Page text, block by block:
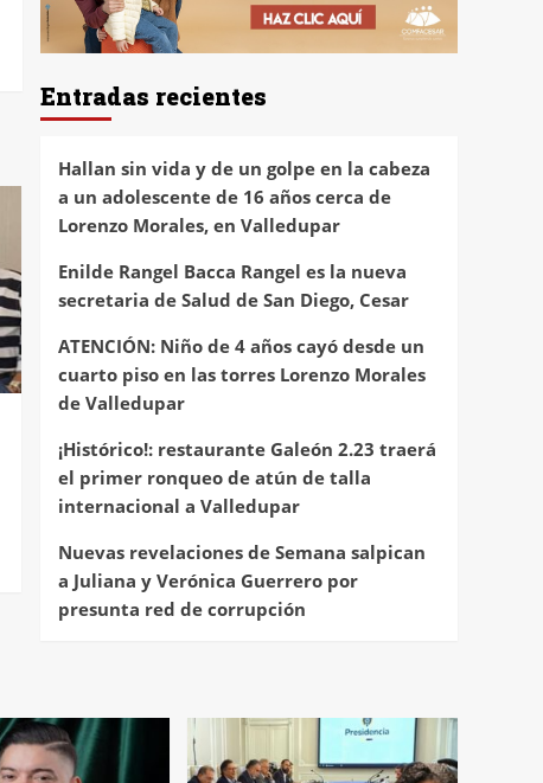
Entradas recientes
Hallan sin vida y de un golpe en la cabeza
a un adolescente de 16 años cerca de
Lorenzo Morales, en Valledupar
Enilde Rangel Bacca Rangel es la nueva
secretaria de Salud de San Diego, Cesar
ATENCIÓN: Niño de 4 años cayó desde un
cuarto piso en las torres Lorenzo Morales
de Valledupar
¡Histórico!: restaurante Galeón 2.23 traerá
el primer ronqueo de atún de talla
internacional a Valledupar
Nuevas revelaciones de Semana salpican
a Juliana y Verónica Guerrero por
presunta red de corrupción